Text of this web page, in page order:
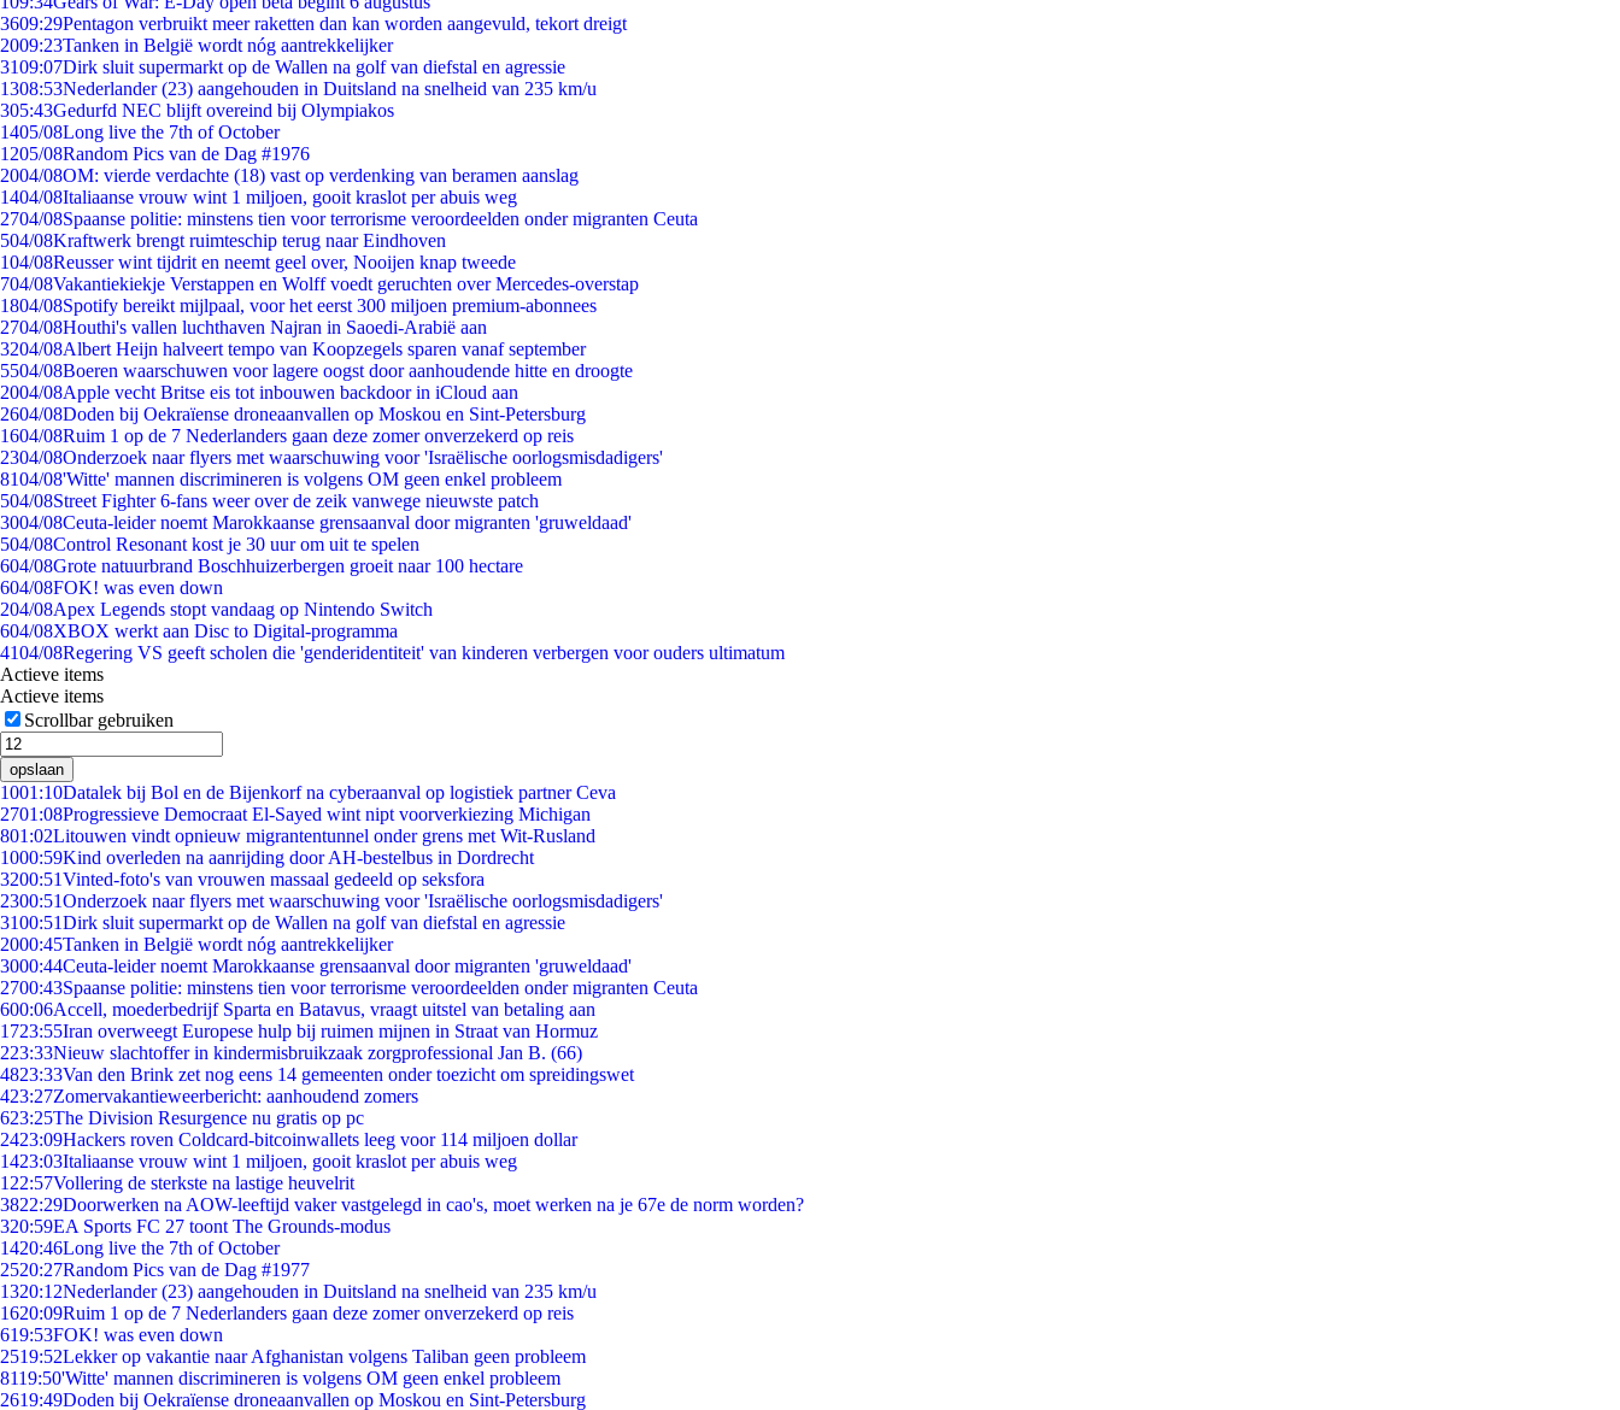
3609:29Pentagon verbruikt meer raketten dan kan worden aangevuld, tekort dreigt
2009:23Tanken in België wordt nóg aantrekkelijker
3109:07Dirk sluit supermarkt op de Wallen na golf van diefstal en agressie
1308:53Nederlander (23) aangehouden in Duitsland na snelheid van 235 km/u
305:43Gedurfd NEC blijft overeind bij Olympiakos
1405/08Long live the 7th of October
1205/08Random Pics van de Dag #1976
2004/08OM: vierde verdachte (18) vast op verdenking van beramen aanslag
1404/08Italiaanse vrouw wint 1 miljoen, gooit kraslot per abuis weg
2704/08Spaanse politie: minstens tien voor terrorisme veroordeelden onder migranten Ceuta
504/08Kraftwerk brengt ruimteschip terug naar Eindhoven
104/08Reusser wint tijdrit en neemt geel over, Nooijen knap tweede
704/08Vakantiekiekje Verstappen en Wolff voedt geruchten over Mercedes-overstap
1804/08Spotify bereikt mijlpaal, voor het eerst 300 miljoen premium-abonnees
2704/08Houthi's vallen luchthaven Najran in Saoedi-Arabië aan
3204/08Albert Heijn halveert tempo van Koopzegels sparen vanaf september
5504/08Boeren waarschuwen voor lagere oogst door aanhoudende hitte en droogte
2004/08Apple vecht Britse eis tot inbouwen backdoor in iCloud aan
2604/08Doden bij Oekraïense droneaanvallen op Moskou en Sint-Petersburg
1604/08Ruim 1 op de 7 Nederlanders gaan deze zomer onverzekerd op reis
2304/08Onderzoek naar flyers met waarschuwing voor 'Israëlische oorlogsmisdadigers'
8104/08'Witte' mannen discrimineren is volgens OM geen enkel probleem
504/08Street Fighter 6-fans weer over de zeik vanwege nieuwste patch
3004/08Ceuta-leider noemt Marokkaanse grensaanval door migranten 'gruweldaad'
504/08Control Resonant kost je 30 uur om uit te spelen
604/08Grote natuurbrand Boschhuizerbergen groeit naar 100 hectare
604/08FOK! was even down
204/08Apex Legends stopt vandaag op Nintendo Switch
604/08XBOX werkt aan Disc to Digital-programma
4104/08Regering VS geeft scholen die 'genderidentiteit' van kinderen verbergen voor ouders ultimatum
Actieve items
Actieve items
Scrollbar gebruiken
opslaan
1001:10Datalek bij Bol en de Bijenkorf na cyberaanval op logistiek partner Ceva
2701:08Progressieve Democraat El-Sayed wint nipt voorverkiezing Michigan
801:02Litouwen vindt opnieuw migrantentunnel onder grens met Wit-Rusland
1000:59Kind overleden na aanrijding door AH-bestelbus in Dordrecht
3200:51Vinted-foto's van vrouwen massaal gedeeld op seksfora
2300:51Onderzoek naar flyers met waarschuwing voor 'Israëlische oorlogsmisdadigers'
3100:51Dirk sluit supermarkt op de Wallen na golf van diefstal en agressie
2000:45Tanken in België wordt nóg aantrekkelijker
3000:44Ceuta-leider noemt Marokkaanse grensaanval door migranten 'gruweldaad'
2700:43Spaanse politie: minstens tien voor terrorisme veroordeelden onder migranten Ceuta
600:06Accell, moederbedrijf Sparta en Batavus, vraagt uitstel van betaling aan
1723:55Iran overweegt Europese hulp bij ruimen mijnen in Straat van Hormuz
223:33Nieuw slachtoffer in kindermisbruikzaak zorgprofessional Jan B. (66)
4823:33Van den Brink zet nog eens 14 gemeenten onder toezicht om spreidingswet
423:27Zomervakantieweerbericht: aanhoudend zomers
623:25The Division Resurgence nu gratis op pc
2423:09Hackers roven Coldcard-bitcoinwallets leeg voor 114 miljoen dollar
1423:03Italiaanse vrouw wint 1 miljoen, gooit kraslot per abuis weg
1 22:57Vollering de sterkste na lastige heuvelrit
3822:29Doorwerken na AOW-leeftijd vaker vastgelegd in cao's, moet werken na je 67e de norm worden?
320:59EA Sports FC 27 toont The Grounds-modus
1420:46Long live the 7th of October
2520:27Random Pics van de Dag #1977
1320:12Nederlander (23) aangehouden in Duitsland na snelheid van 235 km/u
1620:09Ruim 1 op de 7 Nederlanders gaan deze zomer onverzekerd op reis
619:53FOK! was even down
2519:52Lekker op vakantie naar Afghanistan volgens Taliban geen probleem
8119:50'Witte' mannen discrimineren is volgens OM geen enkel probleem
2619:49Doden bij Oekraïense droneaanvallen op Moskou en Sint-Petersburg